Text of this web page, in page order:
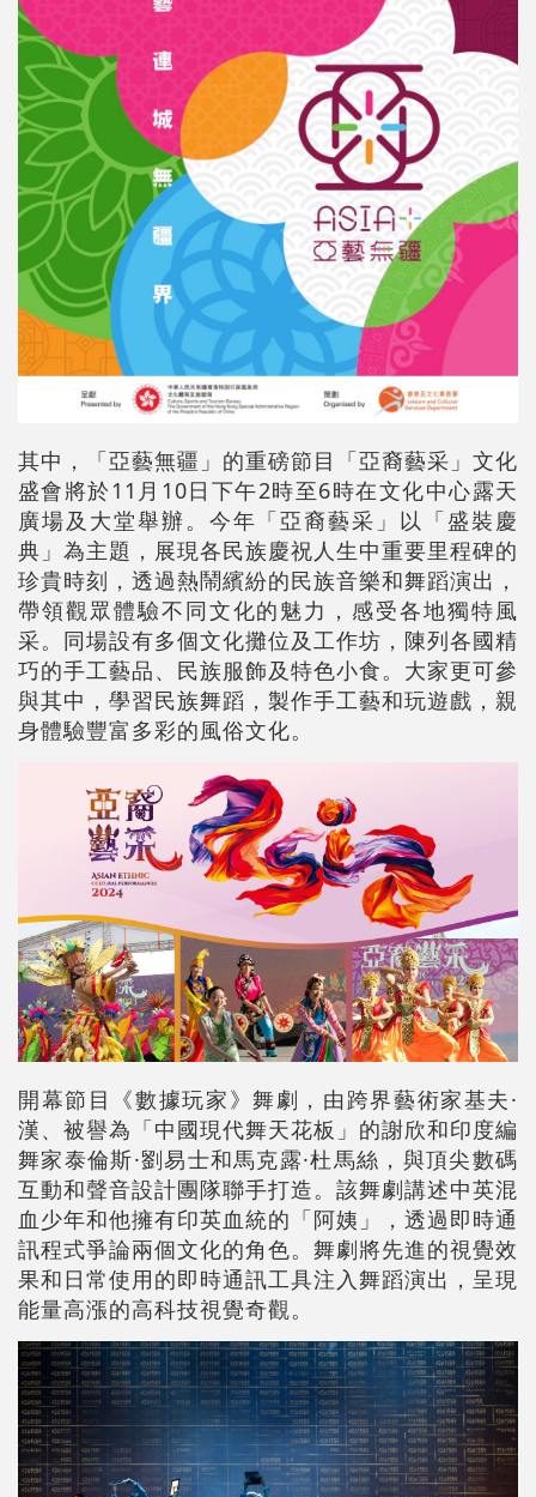
其中，「亞藝無疆」的重磅節目「亞裔藝采」文化
盛會將於11月10日下午2時至6時在文化中心露天
廣場及大堂舉辦。今年「亞裔藝采」以「盛裝慶
典」為主題，展現各民族慶祝人生中重要里程碑的
珍貴時刻，透過熱鬧繽紛的民族音樂和舞蹈演出，
帶領觀眾體驗不同文化的魅力，感受各地獨特風
采。同場設有多個文化攤位及工作坊，陳列各國精
巧的手工藝品、民族服飾及特色小食。大家更可參
與其中，學習民族舞蹈，製作手工藝和玩遊戲，親
身體驗豐富多彩的風俗文化。
開幕節目《數據玩家》舞劇，由跨界藝術家基夫·
漢、被譽為「中國現代舞天花板」的謝欣和印度編
舞家泰倫斯·劉易士和馬克露·杜馬絲，與頂尖數碼
互動和聲音設計團隊聯手打造。該舞劇講述中英混
血少年和他擁有印英血統的「阿姨」，透過即時通
訊程式爭論兩個文化的角色。舞劇將先進的視覺效
果和日常使用的即時通訊工具注入舞蹈演出，呈現
能量高漲的高科技視覺奇觀。